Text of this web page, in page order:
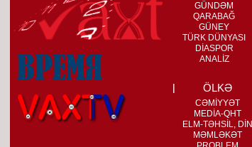
GÜNDƏM
QARABAĞ
GÜNEY
TÜRK DÜNYASI
DİASPOR
ANALİZ
ÖLKƏ
CƏMİYYƏT
MEDİA-QHT
ELM-TƏHSİL, DİN
MƏMLƏKƏT